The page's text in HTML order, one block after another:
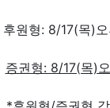
후원형: 8/17(목)
증권형: 8/17(목)